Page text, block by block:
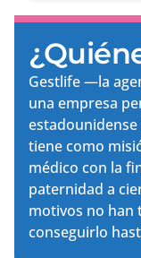
Gestlife —la
una empresa
estadounidense
tiene como
médico con la
paternidad a
motivos no han
conseguirlo